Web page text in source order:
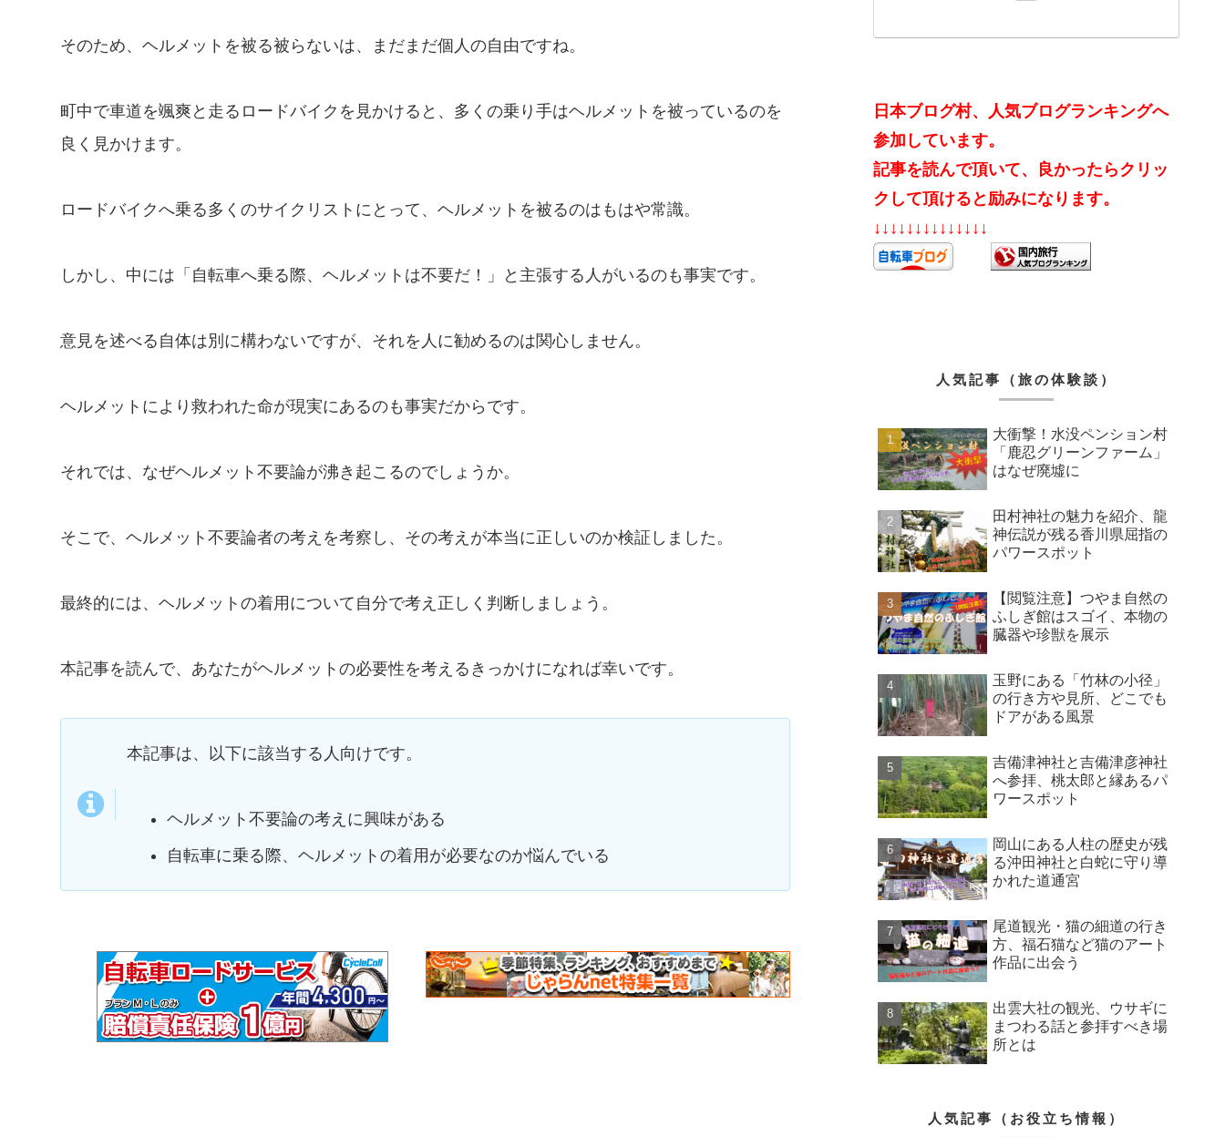
そのため、ヘルメットを被る被らないは、まだまだ個人の自由ですね。
町中で車道を颯爽と走るロードバイクを見かけると、多くの乗り手はヘルメットを被っているのを
良く見かけます。
ロードバイクへ乗る多くのサイクリストにとって、ヘルメットを被るのはもはや常識。
しかし、中には「自転車へ乗る際、ヘルメットは不要だ！」と主張する人がいるのも事実です。
意見を述べる自体は別に構わないですが、それを人に勧めるのは関心しません。
ヘルメットにより救われた命が現実にあるのも事実だからです。
それでは、なぜヘルメット不要論が沸き起こるのでしょうか。
そこで、ヘルメット不要論者の考えを考察し、その考えが本当に正しいのか検証しました。
最終的には、ヘルメットの着用について自分で考え正しく判断しましょう。
本記事を読んで、あなたがヘルメットの必要性を考えるきっかけになれば幸いです。
本記事は、以下に該当する人向けです。
ヘルメット不要論の考えに興味がある
自転車に乗る際、ヘルメットの着用が必要なのか悩んでいる
日本ブログ村、人気ブログランキングへ
参加しています。
記事を読んで頂いて、良かったらクリッ
クして頂けると励みになります。
↓↓↓↓↓↓↓↓↓↓↓↓↓↓
人気記事（旅の体験談）
大衝撃！水没ペンション村
「鹿忍グリーンファーム」
はなぜ廃墟に
田村神社の魅力を紹介、龍
神伝説が残る香川県屈指の
パワースポット
【閲覧注意】つやま自然の
ふしぎ館はスゴイ、本物の
臓器や珍獣を展示
玉野にある「竹林の小径」
の行き方や見所、どこでも
ドアがある風景
吉備津神社と吉備津彦神社
へ参拝、桃太郎と縁あるパ
ワースポット
岡山にある人柱の歴史が残
る沖田神社と白蛇に守り導
かれた道通宮
尾道観光・猫の細道の行き
方、福石猫など猫のアート
作品に出会う
出雲大社の観光、ウサギに
まつわる話と参拝すべき場
所とは
人気記事（お役立ち情報）